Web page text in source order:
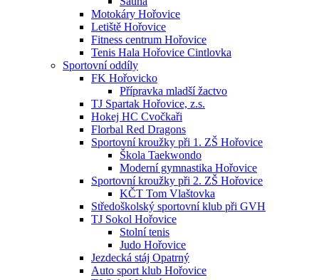
Motokáry Hořovice
Letiště Hořovice
Fitness centrum Hořovice
Tenis Hala Hořovice Cintlovka
Sportovní oddíly
FK Hořovicko
Přípravka mladší žactvo
TJ Spartak Hořovice, z.s.
Hokej HC Cvočkaři
Florbal Red Dragons
Sportovní kroužky při 1. ZŠ Hořovice
Škola Taekwondo
Moderní gymnastika Hořovice
Sportovní kroužky při 2. ZŠ Hořovice
KČT Tom Vlaštovka
Středoškolský sportovní klub při GVH
TJ Sokol Hořovice
Stolní tenis
Judo Hořovice
Jezdecká stáj Opatrný
Auto sport klub Hořovice